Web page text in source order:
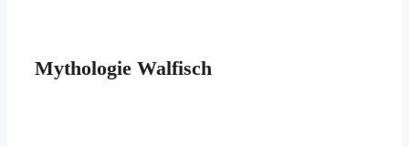
Mythologie Walfisch